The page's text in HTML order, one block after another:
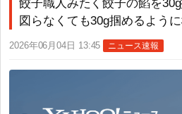
餃子職人みたく餃子の餡を
図らなくても30g掴めるよう
2026年06月04日 13:45 ニュース速報